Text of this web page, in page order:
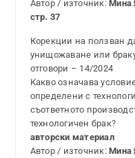
Автор / източник:Мина
стр. 37
Корекции на ползван
унищожаване или
отговори – 14/2024
Какво означава
определени с
съответното
технологичен брак?
авторски материал
Автор / източник:Мина